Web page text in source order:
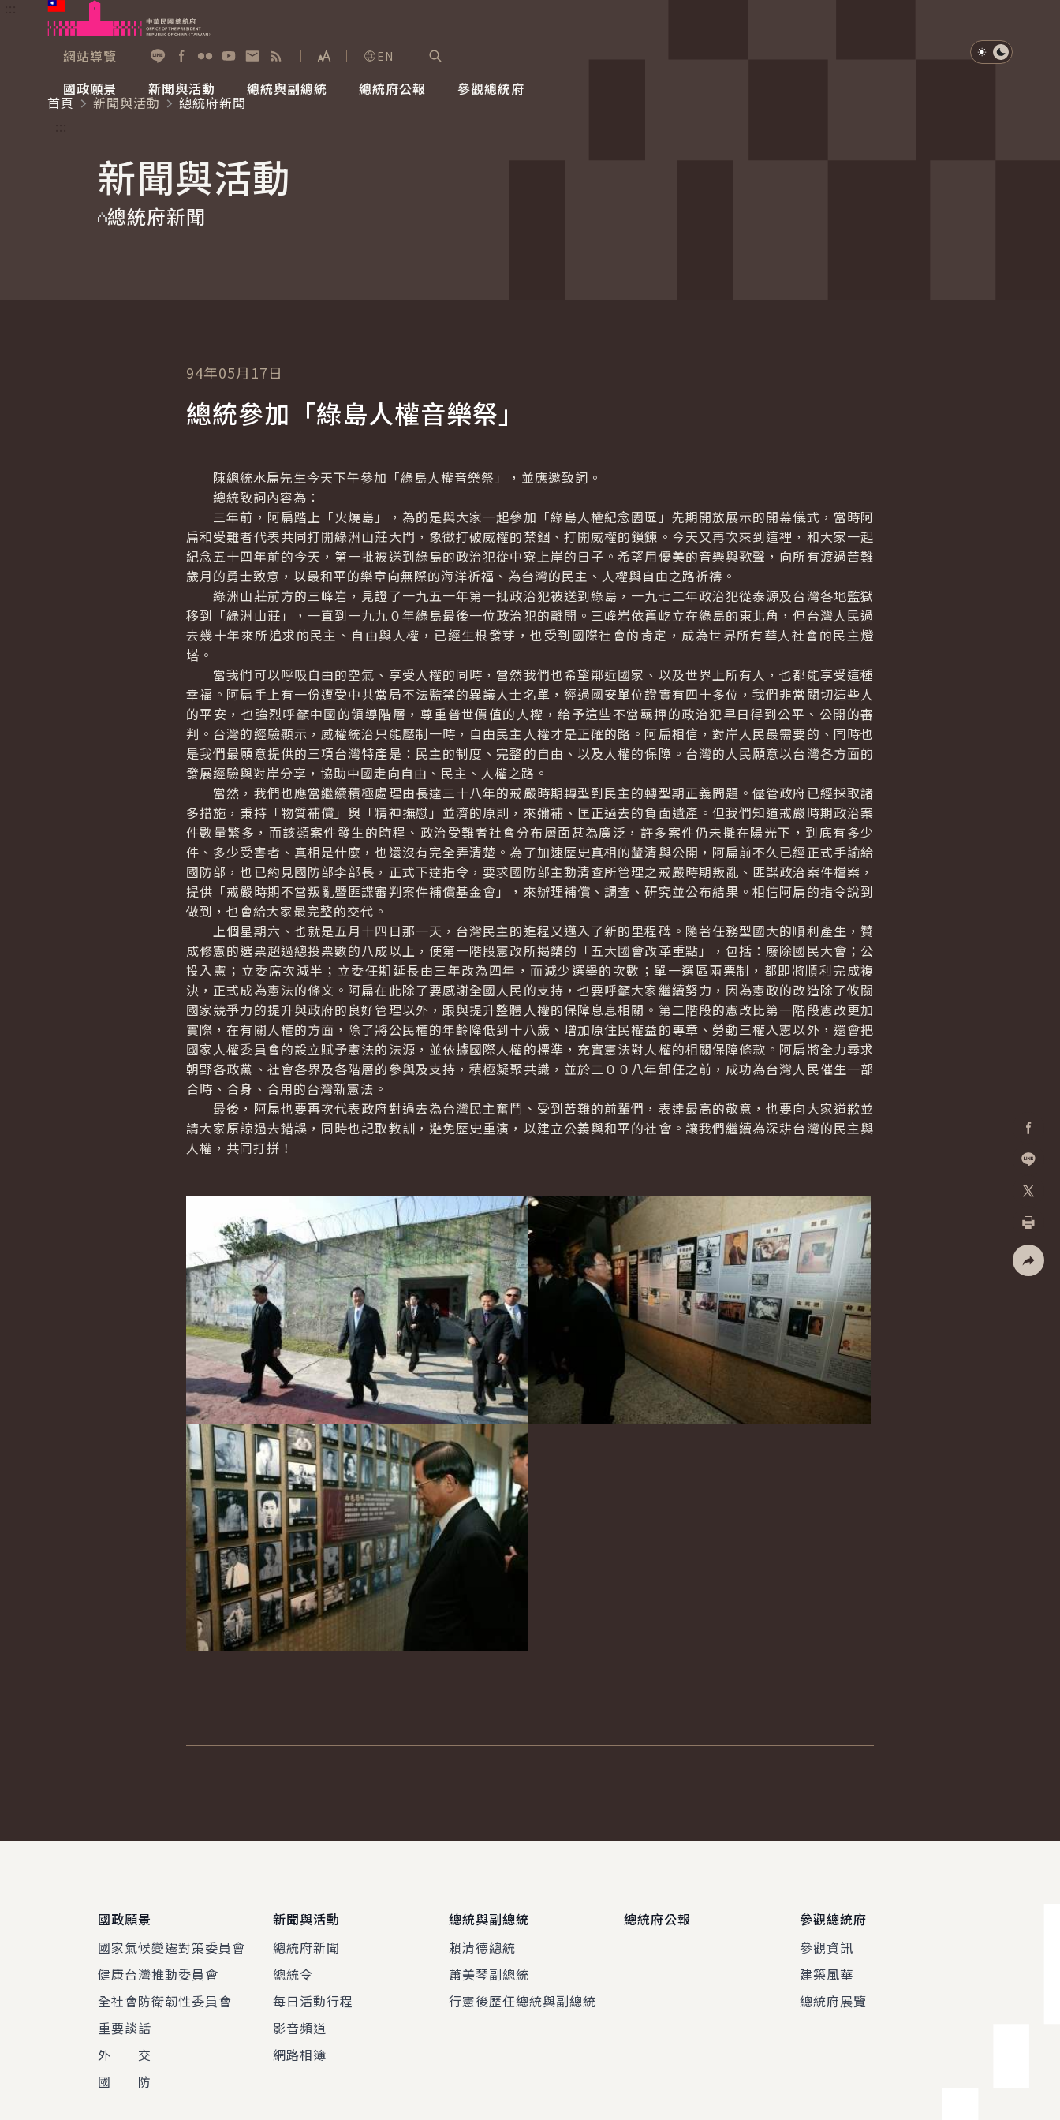
跳到主要內容
網站導覽
展開字級選單
EN
國政願景
國家氣候變遷對策委員會
重要談話
新聞與活動
總統府新聞
影音頻道
總統與副總統
賴清德總統
總統府公報 參觀總統府
參觀資訊
淺色模式
深色模式
首頁
新聞與活動
總統府新聞
新聞與活動
總統府新聞
加入好
列印
94年05月17日
總統參加「綠島人權音樂祭」
陳總統水扁先生今天下午參加「綠島人權音樂祭」，並應邀致詞。
總統致詞內容為：
三年前，阿扁踏上「火燒島」，為的是與大家一起參加「綠島人權紀念園區」先期開放展示的開幕儀式，當時阿
扁和受難者代表共同打開綠洲山莊大門，象徵打破威權的禁錮、打開威權的鎖鍊。今天又再次來到這裡，和大家一起
紀念五十四年前的今天，第一批被送到綠島的政治犯從中寮上岸的日子。希望用優美的音樂與歌聲，向所有渡過苦難
歲月的勇士致意，以最和平的樂章向無際的海洋祈福、為台灣的民主、人權與自由之路祈禱。
綠洲山莊前方的三峰岩，見證了一九五一年第一批政治犯被送到綠島，一九七二年政治犯從泰源及台灣各地監獄
移到「綠洲山莊」，一直到一九九０年綠島最後一位政治犯的離開。三峰岩依舊屹立在綠島的東北角，但台灣人民過
去幾十年來所追求的民主、自由與人權，已經生根發芽，也受到國際社會的肯定，成為世界所有華人社會的民主燈
塔。
當我們可以呼吸自由的空氣、享受人權的同時，當然我們也希望鄰近國家、以及世界上所有人，也都能享受這種
幸福。阿扁手上有一份遭受中共當局不法監禁的異議人士名單，經過國安單位證實有四十多位，我們非常關切這些人
的平安，也強烈呼籲中國的領導階層，尊重普世價值的人權，給予這些不當羈押的政治犯早日得到公平、公開的審
判。台灣的經驗顯示，威權統治只能壓制一時，自由民主人權才是正確的路。阿扁相信，對岸人民最需要的、同時也
是我們最願意提供的三項台灣特產是：民主的制度、完整的自由、以及人權的保障。台灣的人民願意以台灣各方面的
發展經驗與對岸分享，協助中國走向自由、民主、人權之路。
當然，我們也應當繼續積極處理由長達三十八年的戒嚴時期轉型到民主的轉型期正義問題。儘管政府已經採取諸
多措施，秉持「物質補償」與「精神撫慰」並濟的原則，來彌補、匡正過去的負面遺產。但我們知道戒嚴時期政治案
件數量繁多，而該類案件發生的時程、政治受難者社會分布層面甚為廣泛，許多案件仍未攤在陽光下，到底有多少
件、多少受害者、真相是什麼，也還沒有完全弄清楚。為了加速歷史真相的釐清與公開，阿扁前不久已經正式手諭給
國防部，也已約見國防部李部長，正式下達指令，要求國防部主動清查所管理之戒嚴時期叛亂、匪諜政治案件檔案，
提供「戒嚴時期不當叛亂暨匪諜審判案件補償基金會」，來辦理補償、調查、研究並公布結果。相信阿扁的指令說到
做到，也會給大家最完整的交代。
上個星期六、也就是五月十四日那一天，台灣民主的進程又邁入了新的里程碑。隨著任務型國大的順利產生，贊
成修憲的選票超過總投票數的八成以上，使第一階段憲改所揭櫫的「五大國會改革重點」，包括：廢除國民大會；公
投入憲；立委席次減半；立委任期延長由三年改為四年，而減少選舉的次數；單一選區兩票制，都即將順利完成複
決，正式成為憲法的條文。阿扁在此除了要感謝全國人民的支持，也要呼籲大家繼續努力，因為憲政的改造除了攸關
國家競爭力的提升與政府的良好管理以外，跟與提升整體人權的保障息息相關。第二階段的憲改比第一階段憲改更加
實際，在有關人權的方面，除了將公民權的年齡降低到十八歲、增加原住民權益的專章、勞動三權入憲以外，還會把
國家人權委員會的設立賦予憲法的法源，並依據國際人權的標準，充實憲法對人權的相關保障條款。阿扁將全力尋求
朝野各政黨、社會各界及各階層的參與及支持，積極凝聚共識，並於二００八年卸任之前，成功為台灣人民催生一部
合時、合身、合用的台灣新憲法。
最後，阿扁也要再次代表政府對過去為台灣民主奮鬥、受到苦難的前輩們，表達最高的敬意，也要向大家道歉並
請大家原諒過去錯誤，同時也記取教訓，避免歷史重演，以建立公義與和平的社會。讓我們繼續為深耕台灣的民主與
人權，共同打拼！
國政願景
國家氣候變遷對策委員會
健康台灣推動委員會
全社會防衛韌性委員會
重要談話
外 交
國 防
新聞與活動
總統府新聞
總統令
每日活動行程
影音頻道
網路相簿
總統與副總統
賴清德總統
蕭美琴副總統
行憲後歷任總統與副總統
總統府公報
參觀總統府
參觀資訊
建築風華
總統府展覽